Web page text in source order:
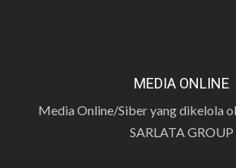
MEDIA ONLINE
Media Online/Siber yang dikelola
SARLATA GROUP